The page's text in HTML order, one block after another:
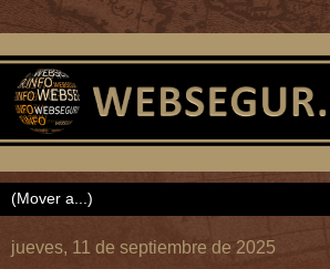
jueves, 11 de septiembre de 2025